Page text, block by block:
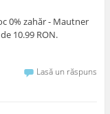
0% zahăr - Mautner
10.99 RON.
Lasă un răspuns